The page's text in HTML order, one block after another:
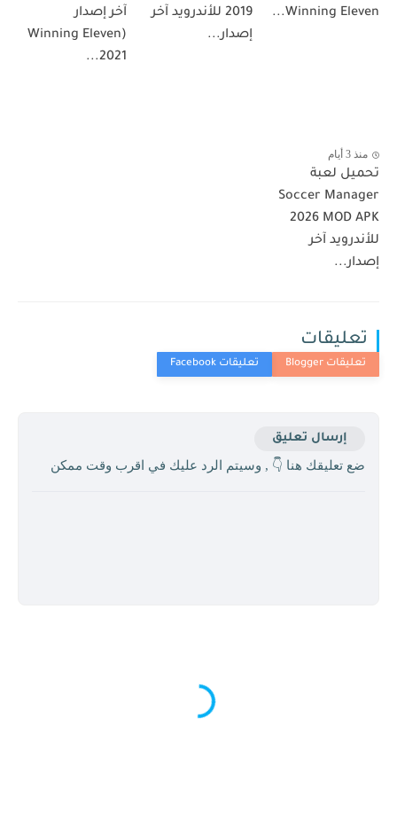
Winning Eleven...
2019 للأندرويد آخر
إصدار...
آخر إصدار
(Winning Eleven
2021...
منذ 3 أيام
تحميل لعبة
Soccer Manager
2026 MOD APK
للأندرويد آخر
إصدار...
تعليقات
إرسال تعليق
ضع تعليقك هنا 👇 , وسيتم الرد عليك في اقرب وقت ممكن